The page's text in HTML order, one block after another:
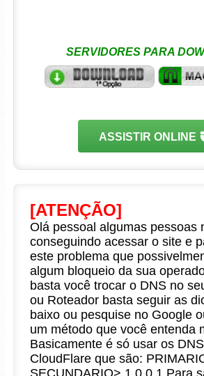
SERVIDORES PARA
ASSISTIR ONLINE
[ATENÇÃO]
Olá pessoal algumas pessoas
conseguindo acessar o site e
este problema que
algum bloqueio da sua
basta você trocar o DNS no
ou Roteador basta seguir as
baixo ou pesquise no Google
um método que você entenda
Basicamente é só usar os
CloudFlare que são: